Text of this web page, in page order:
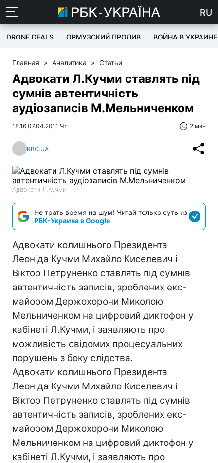
RU
DRONE DEALS ОРМУЗСКИЙ ПРОЛИВ ВОЙНА В УКРАИНЕ
Главная » Аналитика » Статьи
Адвокати Л.Кучми ставлять під
сумнів автентичність
аудіозаписів М.Мельниченком
18:16 07.04.2011 Чт 2 мин
RBC.UA
Адвокати Л.Кучми
Не трать время на шум! Читай только суть из
РБК-Украина в Google
Адвокати колишнього Президента
Леоніда Кучми Михайло Киселевич і
Віктор Петруненко ставлять під сумнів
автентичність записів, зроблених екс-
майором Держохорони Миколою
Мельниченком на цифровий диктофон у
кабінеті Л.Кучми, і заявляють про
можливість свідомих процесуальних
порушень з боку слідства.
Адвокати колишнього Президента
Леоніда Кучми Михайло Киселевич і
Віктор Петруненко ставлять під сумнів
автентичність записів, зроблених екс-
майором Держохорони Миколою
Мельниченком на цифровий диктофон у
кабінеті Л.Кучми, і заявляють про